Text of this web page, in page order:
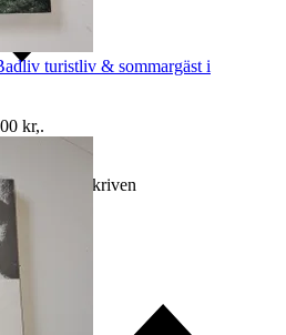
är som beskriven
turistliv & sommargäst i
kr,.